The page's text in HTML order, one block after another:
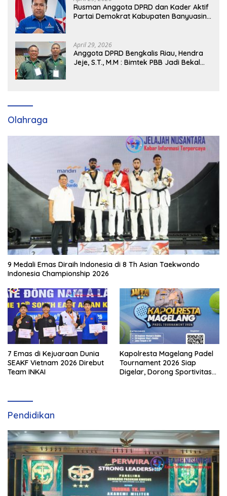
Rusman Anggota DPRD dan Kader Aktif
Partai Demokrat Kabupaten Banyuasin
April 29, 2026
Anggota DPRD Bengkalis Riau, Hendra
Jeje, S.T., M.M : Bimtek PBB Jadi Bekal
Olahraga
9 Medali Emas Diraih Indonesia di 8 Th Asian Taekwondo
Indonesia Championship 2026
7 Emas di Kejuaraan Dunia
SEAKF Vietnam 2026 Direbut
Team INKAI
Kapolresta Magelang Padel
Tournament 2026 Siap
Digelar, Dorong Sportivitas
Pendidikan